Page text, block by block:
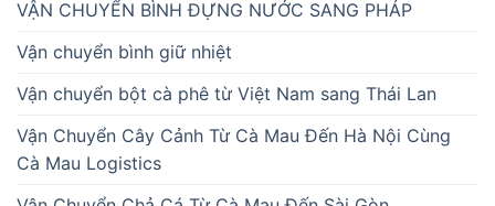
VẬN CHUYỂN BÌNH ĐỰNG NƯỚC SANG PHÁP
Vận chuyển bình giữ nhiệt
Vận chuyển bột cà phê từ Việt Nam sang Thái Lan
Vận Chuyển Cây Cảnh Từ Cà Mau Đến Hà Nội Cùng
Cà Mau Logistics